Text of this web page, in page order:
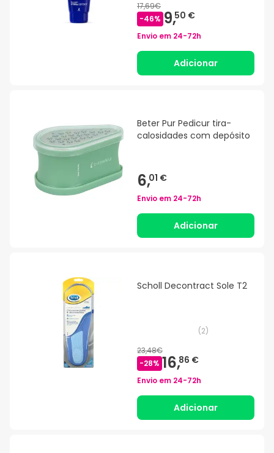
17,69€
-46% 9,50 €
Envio em 24-72h
Adicionar
Beter Pur Pedicur tira-
calosidades com depósito
6,01 €
Envio em 24-72h
Adicionar
Scholl Decontract Sole T2
(2)
23,48€
-28% 16,86 €
Envio em 24-72h
Adicionar